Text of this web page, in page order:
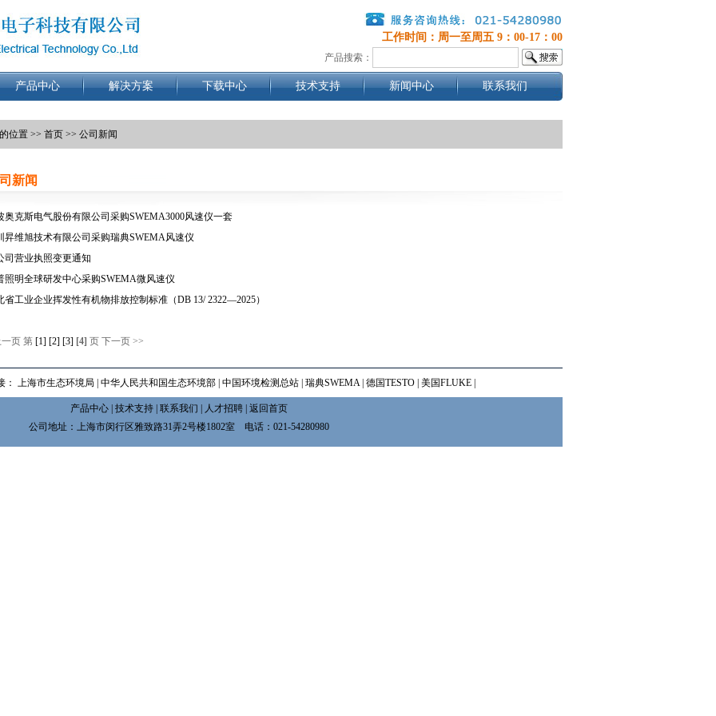
工作时间：周一至周五 9：00-17：00
产品搜索：
产品中心 解决方案 下载中心 技术支持 新闻中心 联系我们
位置 >> 首页 >> 公司新闻
新闻
奥克斯电气股份有限公司采购SWEMA3000风速仪一套
昇维旭技术有限公司采购瑞典SWEMA风速仪
司营业执照变更通知
照明全球研发中心采购SWEMA微风速仪
省工业企业挥发性有机物排放控制标准（DB 13/ 2322—2025）
页 第 [1] [2] [3] [4] 页 下一页 >>
： 上海市生态环境局 中华人民共和国生态环境部 中国环境检测总站 瑞典SWEMA 德国TESTO 美国FLUKE
产品中心 技术支持 联系我们 人才招聘 返回首页
公司地址：上海市闵行区雅致路31弄2号楼1802室 电话：021-54280980